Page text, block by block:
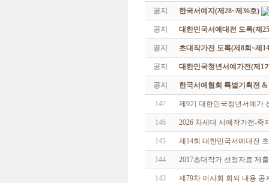
공지 한국서예지(제28~제36호)
공지 대한민국서예대전 도록(제
공지 초대작가전 도록(제8회~제
공지 대한민국청년서예가전(제1
공지 한국서예협회 특별기획전 &
147 제9기 대한민국청년서예가
146 2026 차세대 서예작가전-죽
145 제14회 대한민국서예대전
144 2017초대작가 선정자료 제
143 제79차 이사회 회의 내용 공